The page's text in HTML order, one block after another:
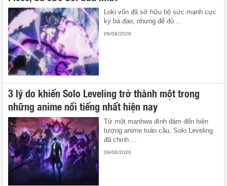
Loki vốn đã sở hữu bộ sức mạnh cực
kỳ bá đạo, nhưng để đủ ...
09/08/2026
3 lý do khiến Solo Leveling trở thành một trong
những anime nổi tiếng nhất hiện nay
Từ một manhwa đình đám đến hiện
tượng anime toàn cầu, Solo Leveling
đã chinh ...
09/08/2026